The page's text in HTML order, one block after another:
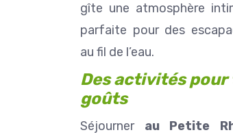
gîte une atmosphère
parfaite pour des
au fil de l’eau.
Des activités pour
goûts
Séjourner au Petite